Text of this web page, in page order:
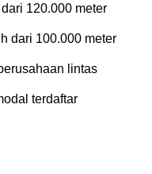
120.000 meter
dari 100.000 meter
lintas
terdaftar